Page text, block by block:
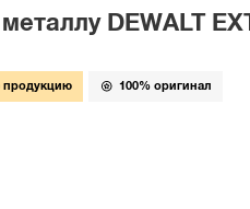
DEWALT
продукцию 100% оригинал